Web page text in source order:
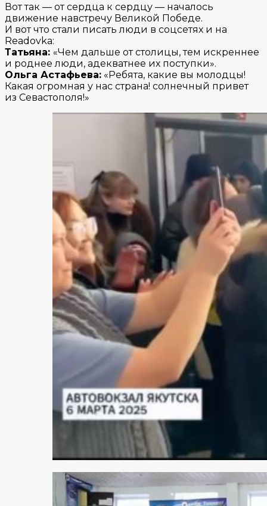
Вот так — от сердца к сердцу — началось
движение навстречу Великой Победе.
И вот что стали писать люди в соцсетях и на
Readovka:
Татьяна: «Чем дальше от столицы, тем искреннее
и роднее люди, адекватнее их поступки».
Ольга Астафьева: «Ребята, какие вы молодцы!
Какая огромная у нас страна! солнечный привет
из Севастополя!»